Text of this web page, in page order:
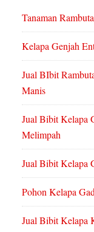
Tanaman
Kelapa Genjah
Jual BIbit
Manis
Jual Bibit Kelapa
Melimpah
Jual Bibit Kelapa
Pohon Kelapa
Jual Bibit Kelapa